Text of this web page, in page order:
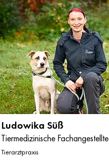
Ludowika Süß
Tiermedizinische Fachangestellte
Tierarztpraxis